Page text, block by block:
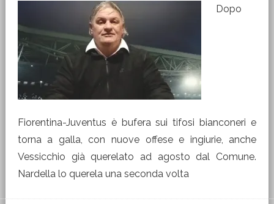
Dopo
Fiorentina-Juventus è bufera sui tifosi bianconeri e
torna a galla, con nuove offese e ingiurie, anche
Vessicchio già querelato ad agosto dal Comune.
Nardella lo querela una seconda volta